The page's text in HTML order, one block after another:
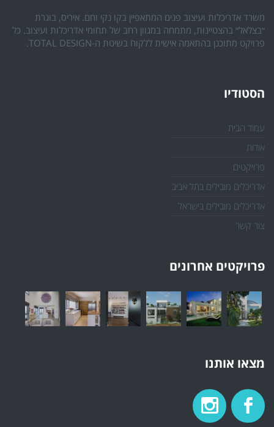
משרד אדריכלות ועיצוב פנים המתאפיין בקו נקי וחם. איריס, בוגרת
״בצלאל״ בהצטיינות, מתמחה במגוון רחב של תחומי אדריכלות ועיצוב. כל
פרויקט מתוכנן בהתאמה אישית ללקוח בשיטת ה-TOTAL DESIGN.
הסטודיו
עמוד הבית
אודות
פרויקטים
אדריכלים מובילים בתל אביב
אדריכלים מובילים בישראל
צור קשר
פרויקטים אחרונים
מצאו אותנו